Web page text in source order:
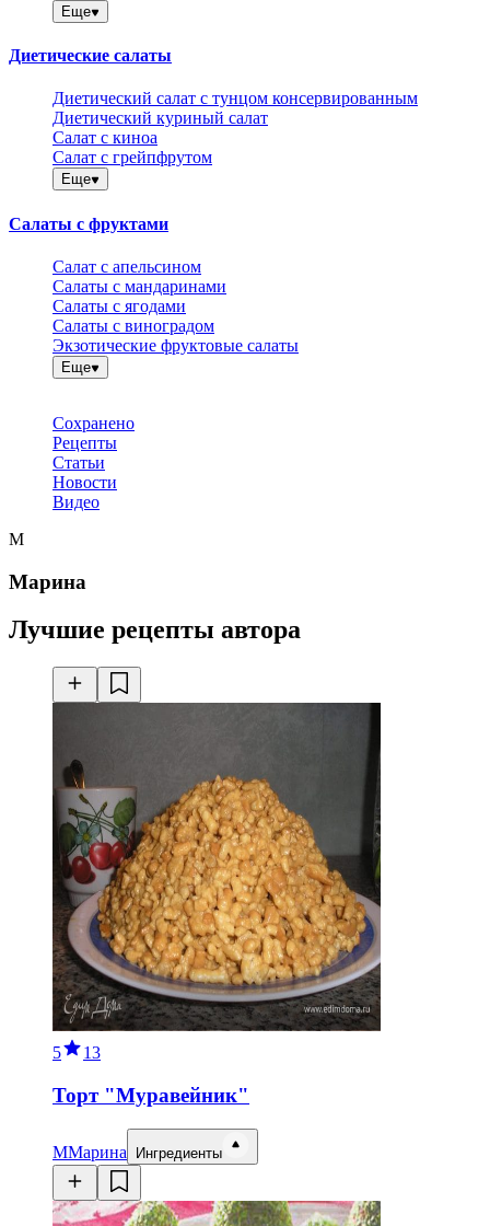
Еще
Диетические салаты
Диетический салат с тунцом консервированным
Диетический куриный салат
Салат с киноа
Салат с грейпфрутом
Еще
Салаты с фруктами
Салат с апельсином
Салаты с мандаринами
Салаты с ягодами
Салаты с виноградом
Экзотические фруктовые салаты
Еще
Сохранено
Рецепты
Статьи
Новости
Видео
М
Марина
Лучшие рецепты автора
5 13
Торт "Муравейник"
ММарина Ингредиенты